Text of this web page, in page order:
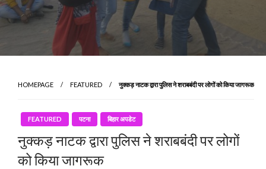
HOMEPAGE FEATURED नुक्कड़ नाटक द्वारा पुलिस ने शराबबंदी पर लोगों को किया जागरूक
FEATURED पटना बिहार अपडेट
नुक्कड़ नाटक द्वारा पुलिस ने शराबबंदी पर लोगों
को किया जागरूक